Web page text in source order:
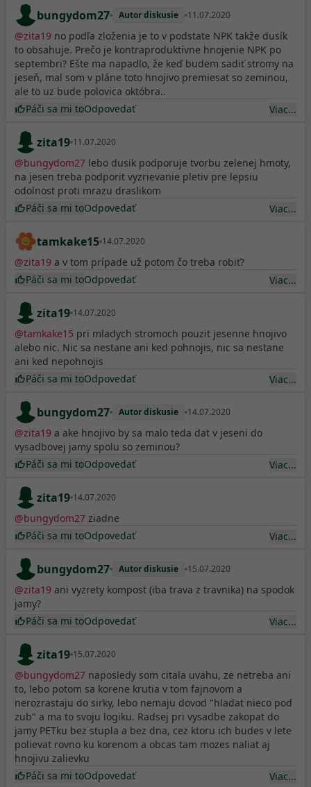
bungydom27 Autor diskusie 11.07.2020
@zita19 no podľa zloženia je to v podstate NPK takže dusík
to obsahuje. Prečo je kontraproduktívne hnojenie NPK po
septembri? Ešte ma napadlo, že keď budem sadiť stromy na
jeseň, mal som v pláne toto hnojivo premiesat so zeminou,
ale to uz bude polovica októbra..
Páči sa mi toOdpovedať Viac...
zita19 11.07.2020
@bungydom27 lebo dusik podporuje tvorbu zelenej hmoty,
na jesen treba podporit vyzrievanie pletiv pre lepsiu
odolnost proti mrazu draslikom
Páči sa mi toOdpovedať Viac...
tamkake15 14.07.2020
@zita19 a v tom prípade už potom čo treba robiť?
Páči sa mi toOdpovedať Viac...
zita19 14.07.2020
@tamkake15 pri mladych stromoch pouzit jesenne hnojivo
alebo nic. Nic sa nestane ani ked pohnojis, nic sa nestane
ani ked nepohnojis
Páči sa mi toOdpovedať Viac...
bungydom27 Autor diskusie 14.07.2020
@zita19 a ake hnojivo by sa malo teda dat v jeseni do
vysadbovej jamy spolu so zeminou?
Páči sa mi toOdpovedať Viac...
zita19 14.07.2020
@bungydom27 ziadne
Páči sa mi toOdpovedať Viac...
bungydom27 Autor diskusie 15.07.2020
@zita19 ani vyzrety kompost (iba trava z travnika) na spodok
jamy?
Páči sa mi toOdpovedať Viac...
zita19 15.07.2020
@bungydom27 naposledy som citala uvahu, ze netreba ani
to, lebo potom sa korene krutia v tom fajnovom a
nerozrastaju do sirky, lebo nemaju dovod "hladat nieco pod
zub" a ma to svoju logiku. Radsej pri vysadbe zakopat do
jamy PETku bez stupla a bez dna, cez ktoru ich budes v lete
polievat rovno ku korenom a obcas tam mozes naliat aj
hnojivu zalievku
Páči sa mi toOdpovedať
Viac...